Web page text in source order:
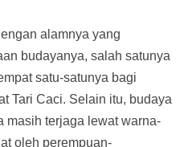
alamnya yang
budayanya, salah satunya
satu-satunya bagi
Tari Caci. Selain itu, budaya
masih terjaga lewat warna-
oleh perempuan-